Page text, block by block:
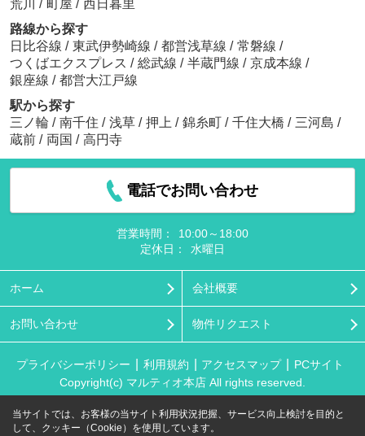
荒川 / 町屋 / 西日暮里
路線から探す
日比谷線 / 東武伊勢崎線 / 都営浅草線 / 常磐線 /
つくばエクスプレス / 総武線 / 半蔵門線 / 京成本線 /
銀座線 / 都営大江戸線
駅から探す
三ノ輪 / 南千住 / 浅草 / 押上 / 錦糸町 / 千住大橋 / 三河島 /
蔵前 / 両国 / 高円寺
電話でお問い合わせ
営業時間：
10:00～18:00
定休日：
水曜日
ホーム 会社概要
お問い合わせ 物件リクエスト
プライバシーポリシー 利用規約 アクセスマップ
PCサイト
Copyright(c) マルティオ本店 All rights reserved.
当サイトでは、お客様の当サイト利用状況把握、サービス向上検討を目的と
して、クッキー（Cookie）を使用しています。